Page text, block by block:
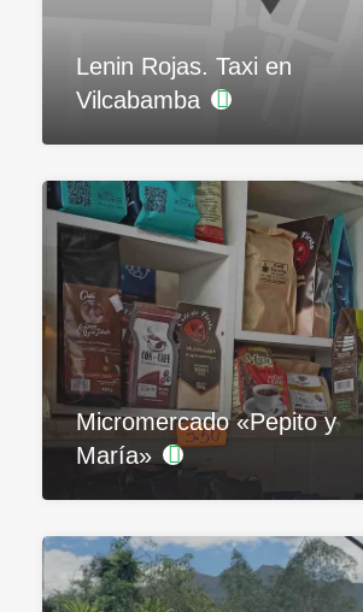
Lenin Rojas. Taxi en
Vilcabamba
Micromercado «Pepito y
María»